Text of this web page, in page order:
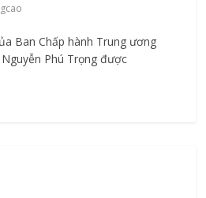
Ban Chấp hành Trung ương
Phú Trọng được